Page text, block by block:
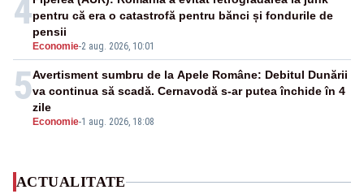
4
Economie-2 aug. 2026, 10:01
pentru că era o catastrofă pentru bănci și fondurile de
pensii
5
Economie-1 aug. 2026, 18:08
Avertisment sumbru de la Apele Române: Debitul Dunării
va continua să scadă. Cernavodă s-ar putea închide în 4
zile
ACTUALITATE